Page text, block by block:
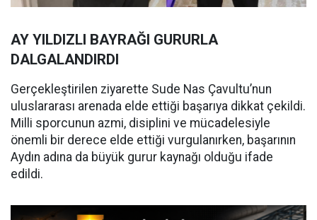
AY YILDIZLI BAYRAĞI GURURLA
DALGALANDIRDI
Gerçekleştirilen ziyarette Sude Nas Çavultu’nun
uluslararası arenada elde ettiği başarıya dikkat çekildi.
Milli sporcunun azmi, disiplini ve mücadelesiyle
önemli bir derece elde ettiği vurgulanırken, başarının
Aydın adına da büyük gurur kaynağı olduğu ifade
edildi.